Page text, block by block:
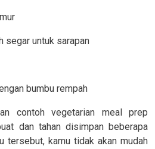
segar untuk sarapan
bumbu rempah
contoh vegetarian meal prep
dan tahan disimpan beberapa
tersebut, kamu tidak akan mudah